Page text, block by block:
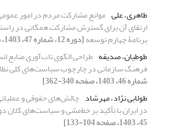
طاهری، علی موانع مشارکت مردم در امور
ارتقای آن برای گسترش مشارکت همگانی در
برنامۀ چهارم توسعه[دوره 12، شماره 47، 1403، صفحه 686-720]
طوطیان، صدیقه طراحی الگوی تاب‌آوری منابع
فرهنگ سازمانی در چارچوب سیاست‌های کلی
شماره 46، 1403، صفحه 340-362]
طولابی نژاد، مهرشاد چالش‌‌های حقوقی و
در ایران با تأکید بر خط‌مشی و سیاست‌‌های کلان
45، 1403، صفحه 104-133]